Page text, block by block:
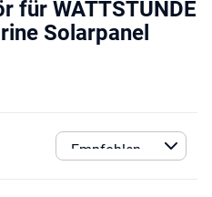
für WATTSTUNDE
Solarpanel